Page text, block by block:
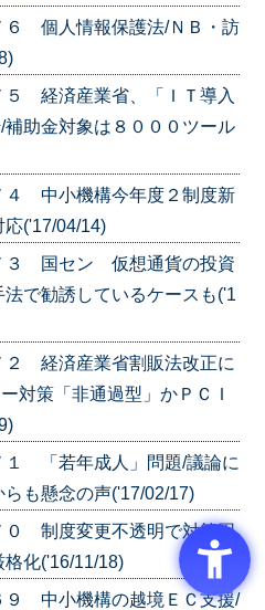
６ 個人情報保護法/ＮＢ・訪
５ 経済産業省、「ＩＴ導入
助金対象は８０００ツール
４ 中小機構今年度２制度新
('17/04/14)
３ 国セン 仮想通貨の投資
で勧誘しているケースも('1
２ 経済産業省割販法改正に
対策「非通過型」かＰＣＩ
１ 「若年成人」問題/議論に
も懸念の声('17/02/17)
０ 制度変更不透明で対策困
化('16/11/18)
９ 中小機構の越境ＥＣ支援/